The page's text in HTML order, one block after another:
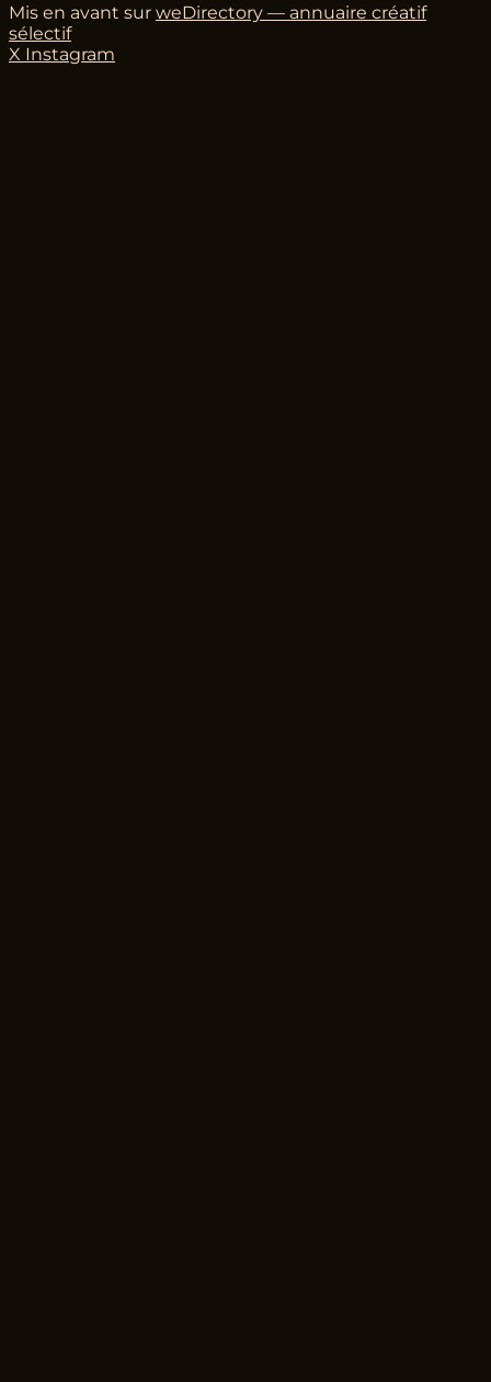
Mis en avant sur weDirectory — annuaire créatif
sélectif
X Instagram